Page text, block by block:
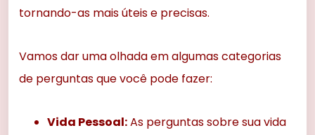
tornando-as mais úteis e precisas.
Vamos dar uma olhada em algumas categorias
de perguntas que você pode fazer:
Vida Pessoal:As perguntas sobre sua vida